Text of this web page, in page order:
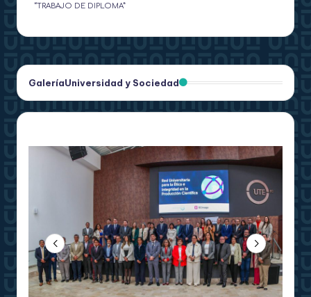
“TRABAJO DE DIPLOMA”
GaleríaUniversidad y Sociedad